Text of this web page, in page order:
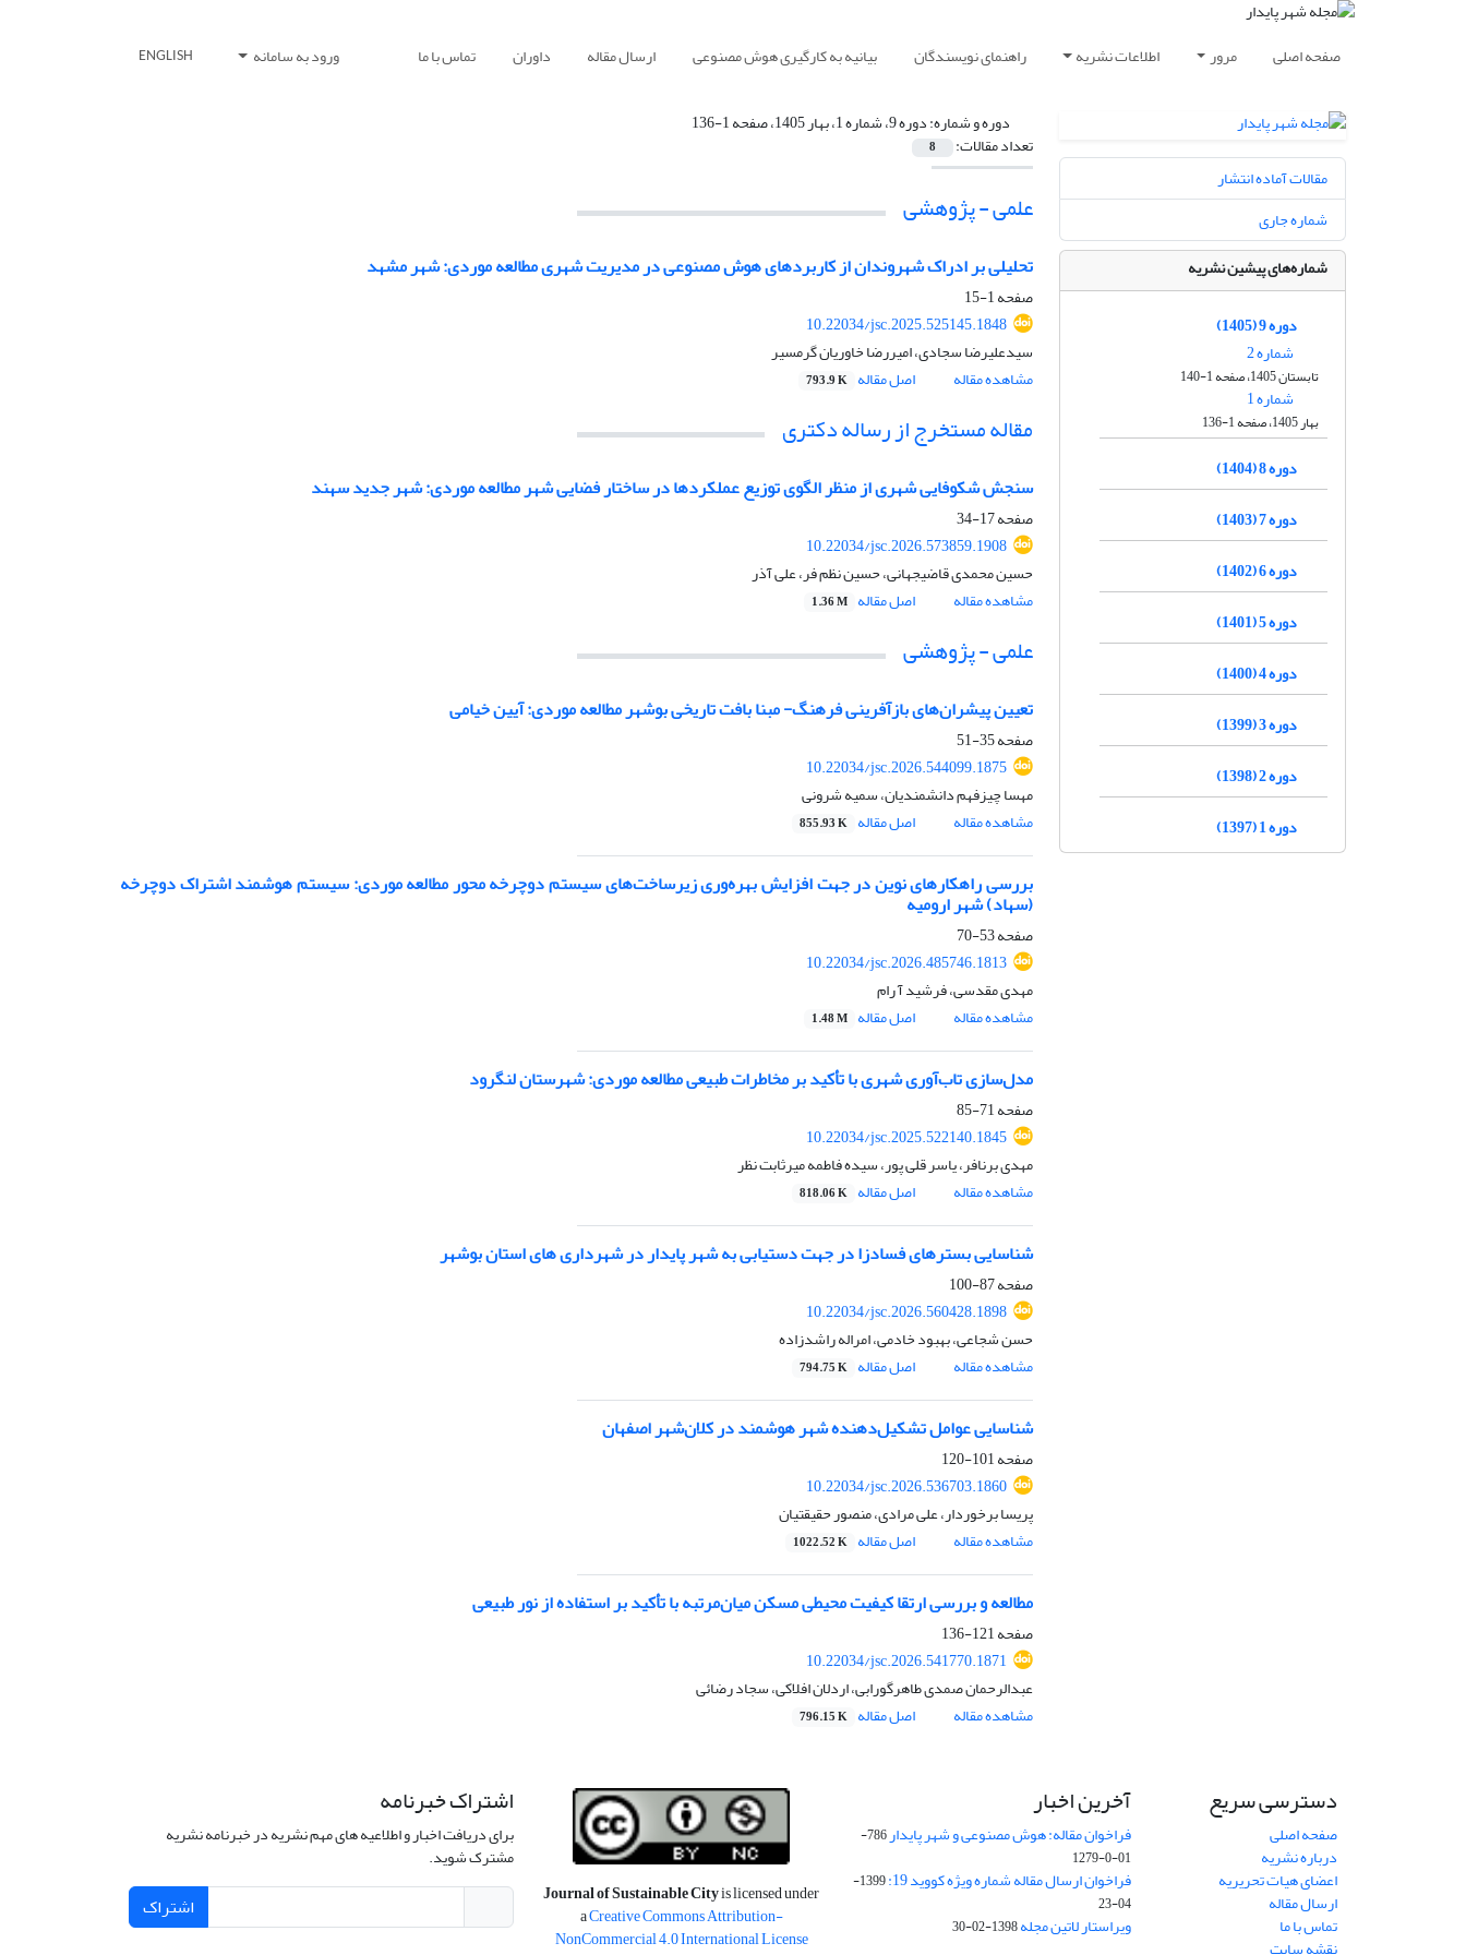
صفحه اصلی مرور اطلاعات نشریه راهنمای نویسندگان بیانیه به کارگیری هوش مصنوعی ارسال مقاله داوران تماس با ما ورود به سامانه ENGLISH
دوره و شماره:دوره 9، شماره 1، بهار 1405، صفحه 1-136
تعداد مقالات: 8
علمی - پژوهشی
تحلیلی بر ادراک شهروندان از کاربردهای هوش مصنوعی در مدیریت شهری مطالعه موردی: شهر مشهد
صفحه1-15
10.22034/jsc.2025.525145.1848
سیدعلیرضا سجادی، امیررضا خاوریان گرمسیر
مشاهده مقاله
اصل مقاله 793.9 K
مقاله مستخرج از رساله دکتری
سنجش شکوفایی شهری از منظر الگوی توزیع عملکردها در ساختار فضایی شهر مطالعه موردی: شهر جدید سهند
صفحه17-34
10.22034/jsc.2026.573859.1908
حسین محمدی قاضیجهانی، حسین نظم فر، علی آذر
مشاهده مقاله
اصل مقاله 1.36 M
علمی - پژوهشی
تعیین پیشران‌های بازآفرینی فرهنگ- مبنا بافت تاریخی بوشهر مطالعه موردی: آیین خیامی
صفحه35-51
10.22034/jsc.2026.544099.1875
مهسا چیزفهم دانشمندیان، سمیه شرونی
مشاهده مقاله
اصل مقاله 855.93 K
بررسی راهکارهای نوین در جهت افزایش بهره‌وری زیرساخت‌های سیستم دوچرخه محور مطالعه موردی: سیستم هوشمند اشتراک دوچرخه
(سهاد) شهر ارومیه
صفحه53-70
10.22034/jsc.2026.485746.1813
مهدی مقدسی، فرشید آ رام
مشاهده مقاله
اصل مقاله 1.48 M
مدل‌سازی تاب‌آوری شهری با تأکید بر مخاطرات طبیعیمطالعه موردی: شهرستان لنگرود
صفحه71-85
10.22034/jsc.2025.522140.1845
مهدی برنافر، یاسر قلی پور، سیده فاطمه میرثابت نظر
مشاهده مقاله
اصل مقاله 818.06 K
شناسایی بسترهای فسادزا در جهت دستیابی به شهر پایدار در شهرداری های استان بوشهر
صفحه87-100
10.22034/jsc.2026.560428.1898
حسن شجاعی، بهبود خادمی، امراله راشدزاده
مشاهده مقاله
اصل مقاله 794.75 K
شناسایی عوامل تشکیل‌دهنده شهر هوشمند در کلان‌شهر اصفهان
صفحه101-120
10.22034/jsc.2026.536703.1860
پریسا برخوردار، علی مرادی، منصور حقیقتیان
مشاهده مقاله
اصل مقاله 1022.52 K
مطالعه و بررسی ارتقا کیفیت محیطی مسکن میان‌مرتبه با تأکید بر استفاده از نور طبیعی
صفحه121-136
10.22034/jsc.2026.541770.1871
عبدالرحمان صمدی طاهرگورابی، اردلان افلاکی، سجاد رضائی
مشاهده مقاله
اصل مقاله 796.15 K
مقالات آماده انتشار
شماره جاری
شماره‌های پیشین نشریه
دوره 9 (1405)
شماره 2
تابستان 1405، صفحه 1-140
شماره 1
بهار 1405، صفحه 1-136
دوره 8 (1404)
دوره 7 (1403)
دوره 6 (1402)
دوره 5 (1401)
دوره 4 (1400)
دوره 3 (1399)
دوره 2 (1398)
دوره 1 (1397)
دسترسی سریع
صفحه اصلی
درباره نشریه
اعضای هیات تحریریه
ارسال مقاله
تماس با ما
آخرین اخبار
فراخوان مقاله: هوش مصنوعی و شهر پایدار
786-
01-0-1279
فراخوان ارسال مقاله شماره ویژه کووید 19:
1399-
04-23
ویراستار لاتین مجله1398-02-30
Journal of Sustainable Cityis licensed under
aCreative Commons Attribution-
NonCommercial 4.0 International License
اشتراک خبرنامه
برای دریافت اخبار و اطلاعیه های مهم نشریه در خبرنامه نشریه
مشترک شوید.
اشتراک